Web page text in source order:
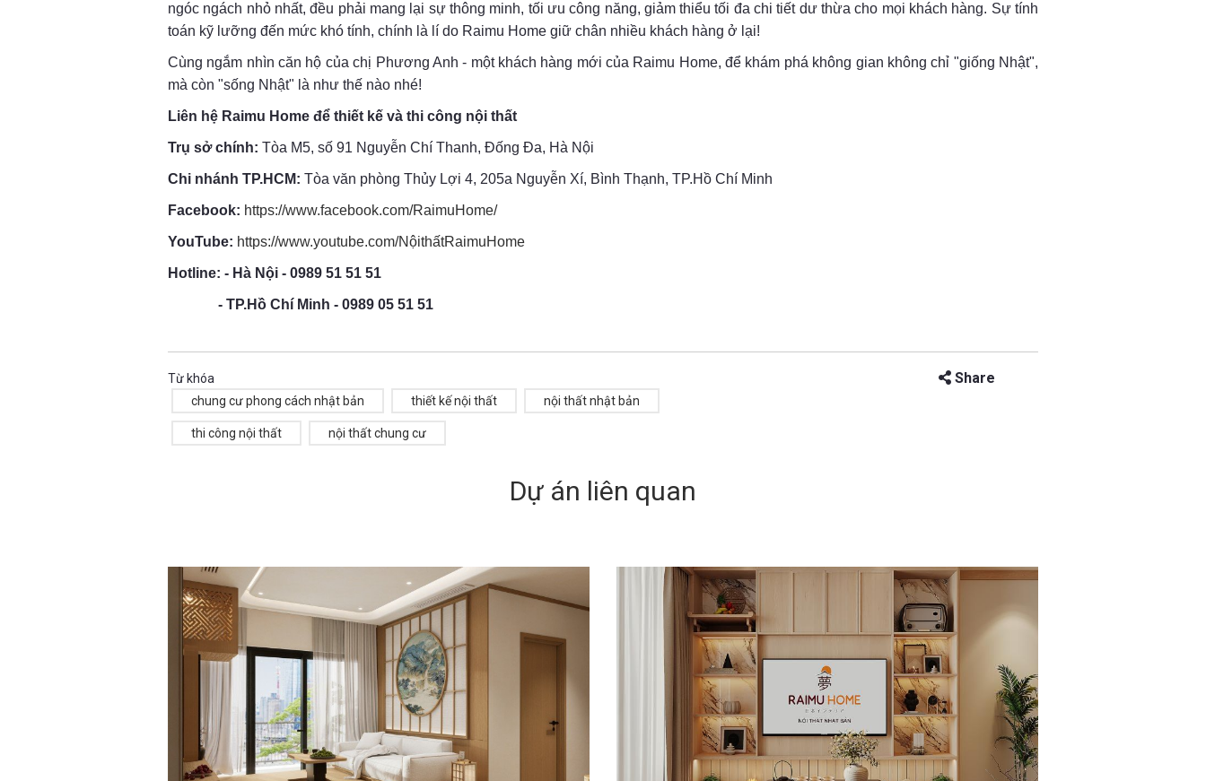
ngóc ngách nhỏ nhất, đều phải mang lại sự thông minh, tối ưu công năng, giảm thiểu tối đa chi tiết dư thừa cho mọi khách hàng. Sự tính
toán kỹ lưỡng đến mức khó tính, chính là lí do Raimu Home giữ chân nhiều khách hàng ở lại!
Cùng ngắm nhìn căn hộ của chị Phương Anh - một khách hàng mới của Raimu Home, để khám phá không gian không chỉ "giống Nhật",
mà còn "sống Nhật" là như thế nào nhé!
Liên hệ Raimu Home để thiết kế và thi công nội thất
Trụ sở chính: Tòa M5, số 91 Nguyễn Chí Thanh, Đống Đa, Hà Nội
Chi nhánh TP.HCM: Tòa văn phòng Thủy Lợi 4, 205a Nguyễn Xí, Bình Thạnh, TP.Hồ Chí Minh
Facebook: https://www.facebook.com/RaimuHome/
YouTube: https://www.youtube.com/NộithấtRaimuHome
Hotline: - Hà Nội - 0989 51 51 51
- TP.Hồ Chí Minh - 0989 05 51 51
Từ khóa
chung cư phong cách nhật bản
thiết kế nội thất nội thất nhật bản
thi công nội thất nội thất chung cư
Share
Dự án liên quan